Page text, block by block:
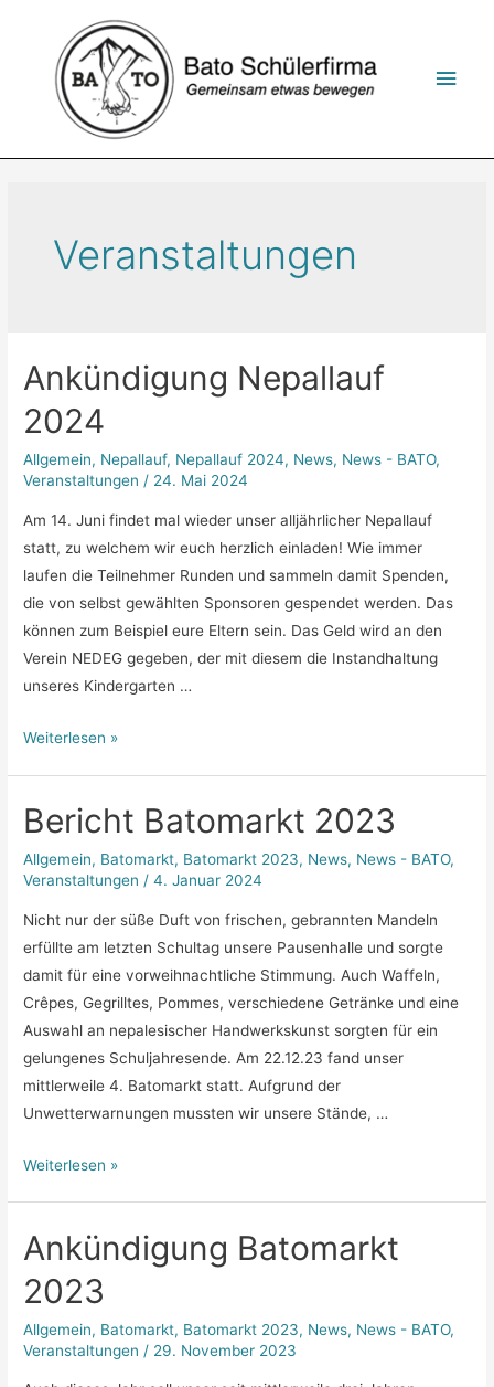
springen
Veranstaltungen
Ankündigung Nepallauf
2024
Allgemein, Nepallauf, Nepallauf 2024, News, News - BATO,
Veranstaltungen / 24. Mai 2024
Am 14. Juni findet mal wieder unser alljährlicher Nepallauf
statt, zu welchem wir euch herzlich einladen! Wie immer
laufen die Teilnehmer Runden und sammeln damit Spenden,
die von selbst gewählten Sponsoren gespendet werden. Das
können zum Beispiel eure Eltern sein. Das Geld wird an den
Verein NEDEG gegeben, der mit diesem die Instandhaltung
unseres Kindergarten …
Ankündigung
Weiterlesen »
Bericht Batomarkt 2023
Allgemein, Batomarkt, Batomarkt 2023, News, News - BATO,
Veranstaltungen /4. Januar 2024
Nicht nur der süße Duft von frischen, gebrannten Mandeln
erfüllte am letzten Schultag unsere Pausenhalle und sorgte
damit für eine vorweihnachtliche Stimmung. Auch Waffeln,
Crêpes, Gegrilltes, Pommes, verschiedene Getränke und eine
Auswahl an nepalesischer Handwerkskunst sorgten für ein
gelungenes Schuljahresende. Am 22.12.23 fand unser
mittlerweile 4. Batomarkt statt. Aufgrund der
Unwetterwarnungen mussten wir unsere Stände, …
Bericht
Weiterlesen »
Ankündigung Batomarkt
2023
Allgemein, Batomarkt, Batomarkt 2023, News, News - BATO,
Veranstaltungen / 29. November 2023